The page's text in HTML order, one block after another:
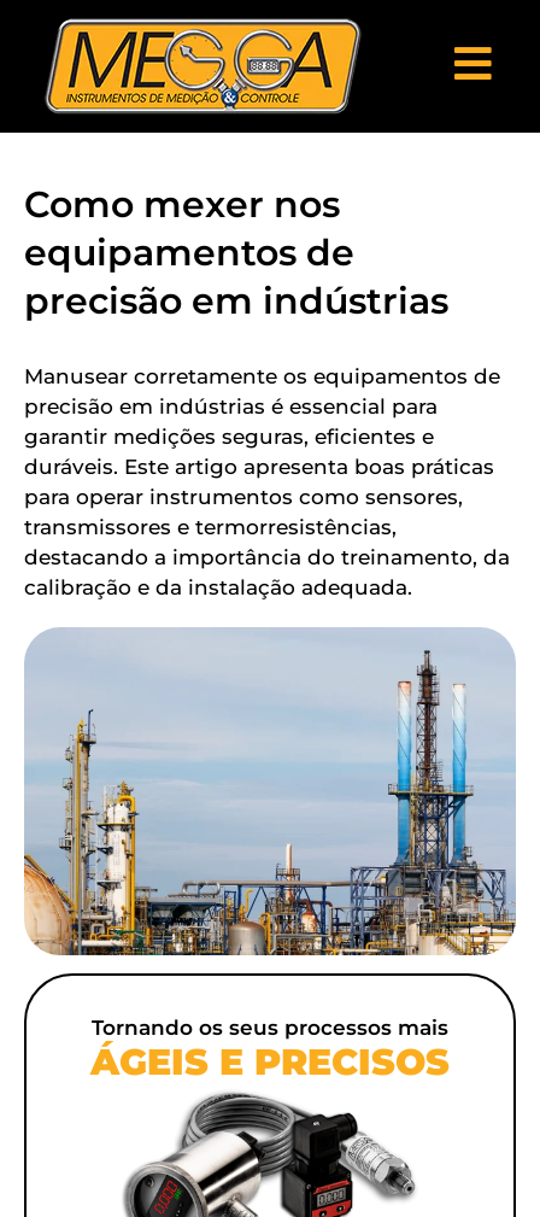
Como mexer nos
equipamentos de
precisão em indústrias
Manusear corretamente os equipamentos de
precisão em indústrias é essencial para
garantir medições seguras, eficientes e
duráveis. Este artigo apresenta boas práticas
para operar instrumentos como sensores,
transmissores e termorresistências,
destacando a importância do treinamento, da
calibração e da instalação adequada.
Tornando os seus processos mais
ÁGEIS E PRECISOS